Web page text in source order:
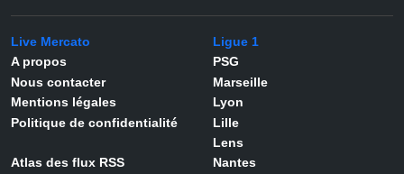
Live Mercato
A propos
Nous contacter
Mentions légales
Politique de confidentialité
Atlas des flux RSS
Ligue 1
PSG
Marseille
Lyon
Lille
Lens
Nantes